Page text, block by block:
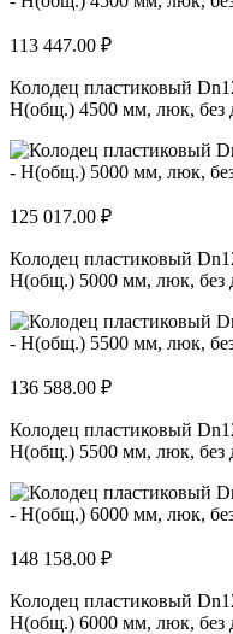
113 447.00 ₽
Колодец пластиковый
H(общ.) 4500 мм, люк,
125 017.00 ₽
Колодец пластиковый
H(общ.) 5000 мм, люк,
136 588.00 ₽
Колодец пластиковый
H(общ.) 5500 мм, люк,
148 158.00 ₽
Колодец пластиковый
H(общ.) 6000 мм, люк,